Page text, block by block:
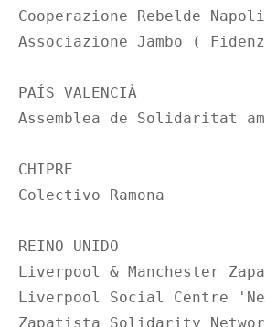
Cooperazione Rebelde
Associazione Jambo (
PAÍS VALENCIÀ
Assemblea de Solidaritat
CHIPRE
Colectivo Ramona
REINO UNIDO
Liverpool & Manchester
Liverpool Social Centre
Zapatista Solidarity